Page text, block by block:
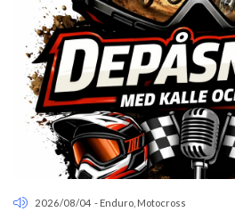
2026/08/04 - Enduro Motocross